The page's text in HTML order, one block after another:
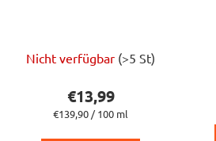
durchschnittliche
ist
Nicht verfügbar (>5 St)
€13,99
Verkaufspreis:
€139,90 / 100 ml